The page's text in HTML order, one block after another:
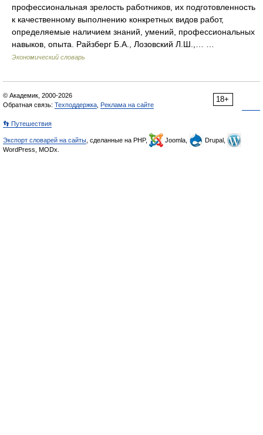
профессиональная зрелость работников, их подготовленность
к качественному выполнению конкретных видов работ,
определяемые наличием знаний, умений, профессиональных
навыков, опыта. Райзберг Б.А., Лозовский Л.Ш.,… …
Экономический словарь
18+
© Академик, 2000-2026
Обратная связь: Техподдержка Реклама на сайте
👣 Путешествия
Экспорт словарей на сайты , сделанные на PHP, Joomla,
Drupal,
WordPress, MODx.